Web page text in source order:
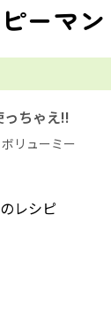
ーマン
ちゃえ!!
リューミー
レシピ